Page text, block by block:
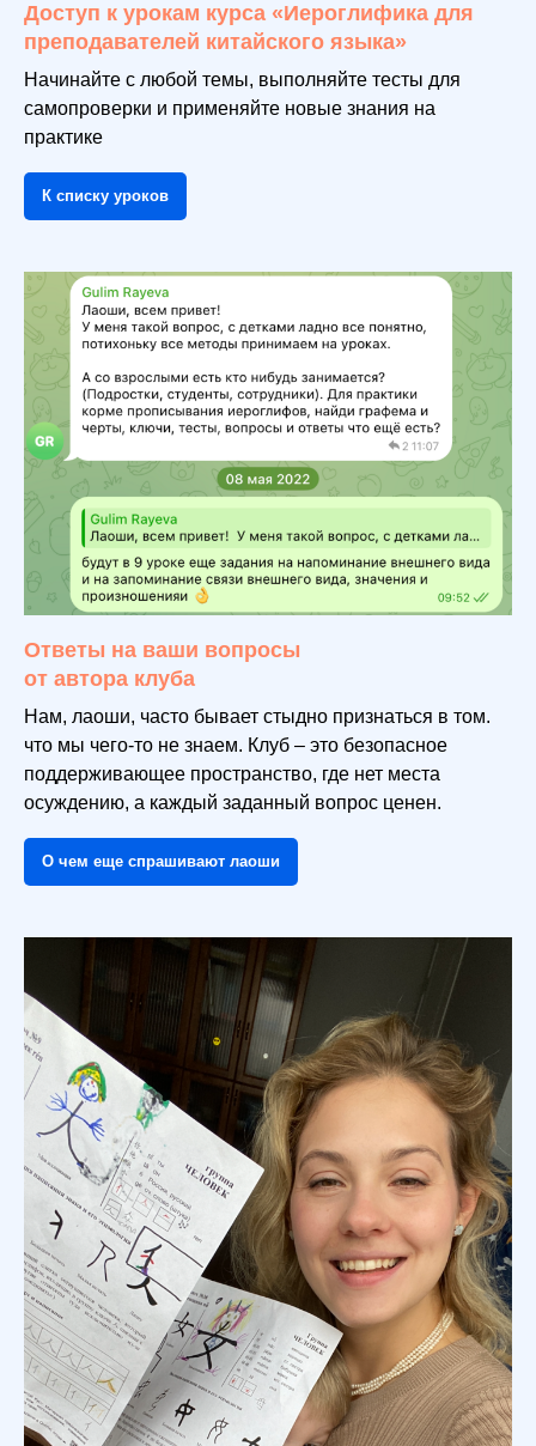
Доступ к урокам курса «Иероглифика для
преподавателей китайского языка»
Начинайте с любой темы, выполняйте тесты для
самопроверки и применяйте новые знания на
практике
К списку уроков
Ответы на ваши вопросы
от автора клуба
Нам, лаоши, часто бывает стыдно признаться в том.
что мы чего-то не знаем. Клуб – это безопасное
поддерживающее пространство, где нет места
осуждению, а каждый заданный вопрос ценен.
О чем еще спрашивают лаоши